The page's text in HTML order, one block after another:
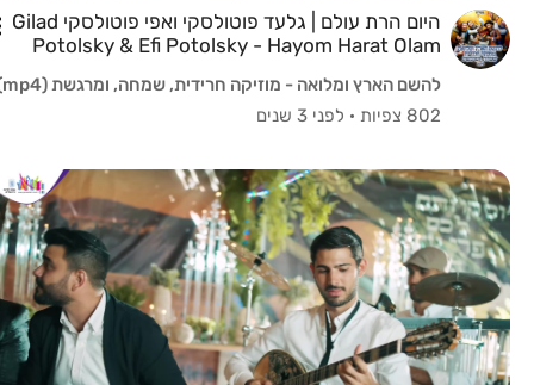
היום הרת עולם | גלעד פוטולסקי ואפי פוטולסקי Gilad
Potolsky & Efi Potolsky - Hayom Harat Olam
להשם הארץ ומלואה - מוזיקה חרידית, שמחה, ומרגשת (mp4)
802 צפיות
· לפני 3 שנים